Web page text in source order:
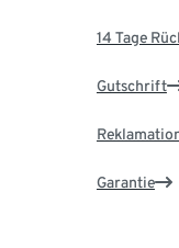
14 Tage
Gutschrift
Garantie